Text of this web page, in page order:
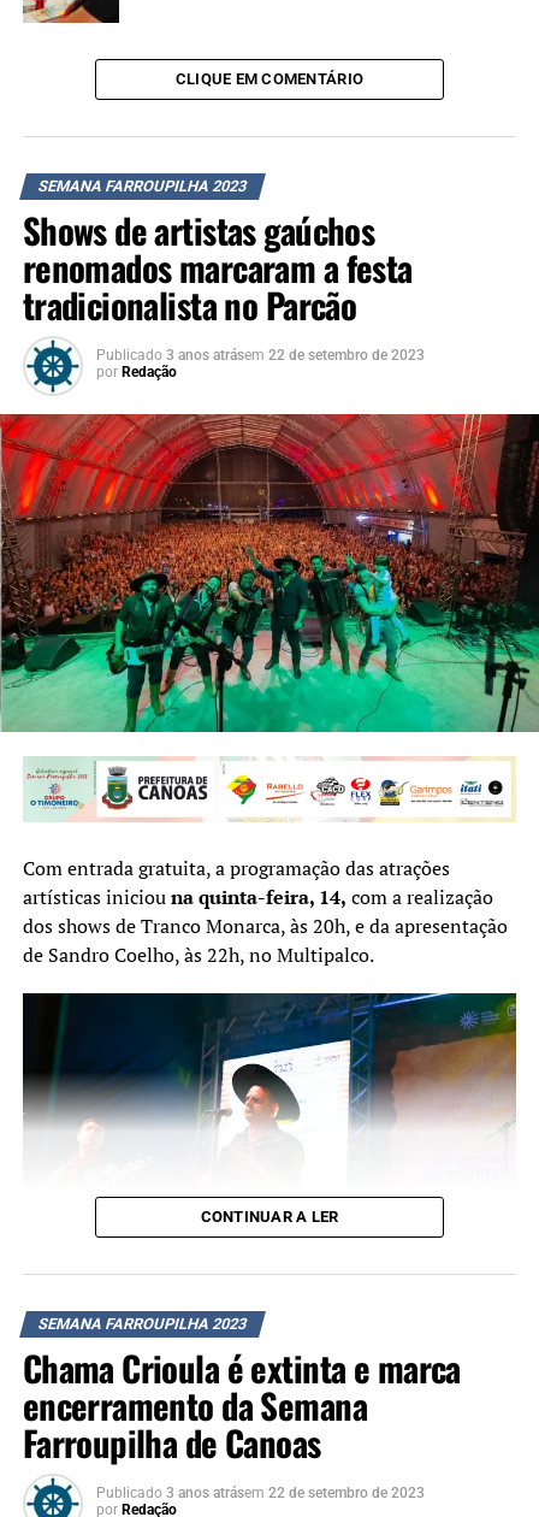
REGIÃO METROPOLITANA
Campanha de arrecadação de alimentos não perecíveis é
realizada durante Acampamento Farroupilha
Acampamento Farroupilha de Canoas inicia atividades e
atrações musicais
CLIQUE EM COMENTÁRIO
SEMANA FARROUPILHA 2023
Shows de artistas gaúchos
renomados marcaram a festa
tradicionalista no Parcão
Publicado 3 anos atrásem 22 de setembro de 2023
por Redação
Com entrada gratuita, a programação das atrações
artísticas iniciouna quinta-feira, 14, com a realização
dos shows de Tranco Monarca, às 20h, e da apresentação
de Sandro Coelho, às 22h, no Multipalco.
CONTINUAR A LER
SEMANA FARROUPILHA 2023
Chama Crioula é extinta e marca
encerramento da Semana
Farroupilha de Canoas
Publicado 3 anos atrásem 22 de setembro de 2023
por Redação